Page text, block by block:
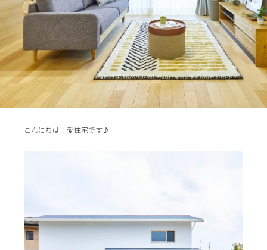
こんにちは！愛住宅です♪